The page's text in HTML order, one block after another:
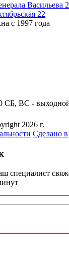
Васильева
22
с 1997 года
СБ, ВС -
2026 г.
Сделано в
специалист